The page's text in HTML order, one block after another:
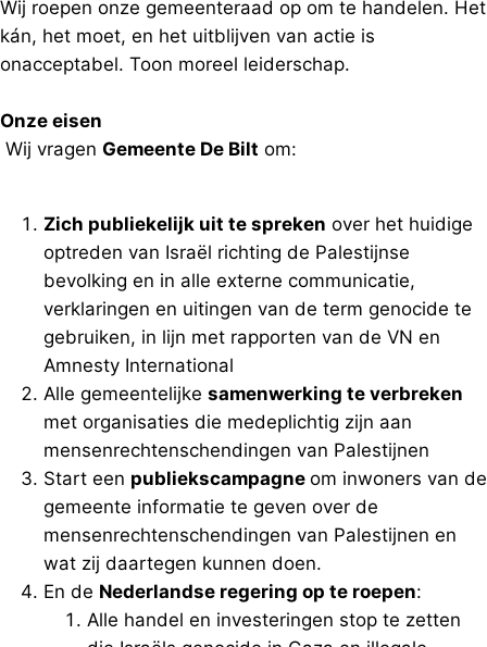
Wij roepen onze gemeenteraad op om te handelen. Het
kán, het moet, en het uitblijven van actie is
onacceptabel. Toon moreel leiderschap.
Onze eisen
Wij vragen Gemeente De Bilt om:
Zich publiekelijk uit te spreken over het huidige
optreden van Israël richting de Palestijnse
bevolking en in alle externe communicatie,
verklaringen en uitingen van de term genocide te
gebruiken, in lijn met rapporten van de VN en
Amnesty International
Alle gemeentelijke samenwerking te verbreken
met organisaties die medeplichtig zijn aan
mensenrechtenschendingen van Palestijnen
Start een publiekscampagne om inwoners van de
gemeente informatie te geven over de
mensenrechtenschendingen van Palestijnen en
wat zij daartegen kunnen doen.
En de Nederlandse regering op te roepen:
Alle handel en investeringen stop te zetten